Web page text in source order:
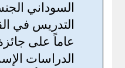
السوداني
عاماً على
الدراسات